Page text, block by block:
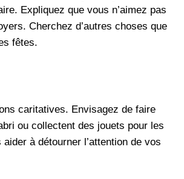
Expliquez que vous n’aimez pas
Cherchez d’autres choses que
fêtes.
caritatives. Envisagez de faire
ou collectent des jouets pour les
à détourner l’attention de vos